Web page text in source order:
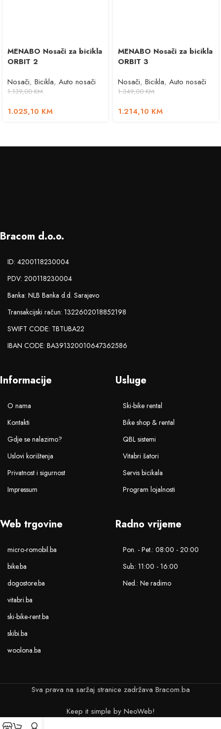
MENABO Nosači za bicikla
ORBIT 2
Nosači, Bicikla, Auto nosači
1.139,00KM
1.025,10 KM
MENABO Nosači za bicikla
ORBIT 3
Nosači, Bicikla, Auto nosači
1.349,00KM
1.214,10 KM
Bracom d.o.o.
ID: 4200118230004
PDV: 200118230004
Banka: NLB Banka d.d. Sarajevo
Transakcijski račun: 1322602018852198
SWIFT CODE: TBTUBA22
IBAN CODE: BA391320010647362586
Informacije
O nama
Kontakti
Gdje se nalazimo?
Uslovi korištenja
Privatnost i sigurnost
Impressum
Usluge
Ski-bike rental
Bike shop & rental
QBL sistemi
Vitabri šatori
Servis bicikala
Program lojalnosti
Web trgovine
micro-romobil.ba
bike.ba
dogostore.ba
vitabri.ba
ski-bike-rent.ba
skibi.ba
woolona.ba
Radno vrijeme
Pon. - Pet.: 08:00 - 20:00
Sub.: 11:00 - 16:00
Ned.: Ne radimo
Sva prava na saržaj stranice zadržava Bracom.ba
Keep it simple by NeoWeb!